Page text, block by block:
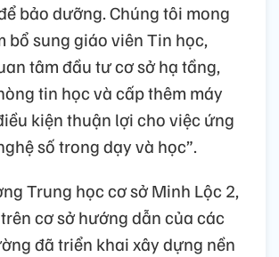
bảo dưỡng. Chúng tôi mong
bổ sung giáo viên Tin học,
tâm đầu tư cơ sở hạ tầng,
tin học và cấp thêm máy
kiện thuận lợi cho việc ứng
số trong dạy và học”.
Trung học cơ sở Minh Lộc 2,
cơ sở hướng dẫn của các
đã triển khai xây dựng nền